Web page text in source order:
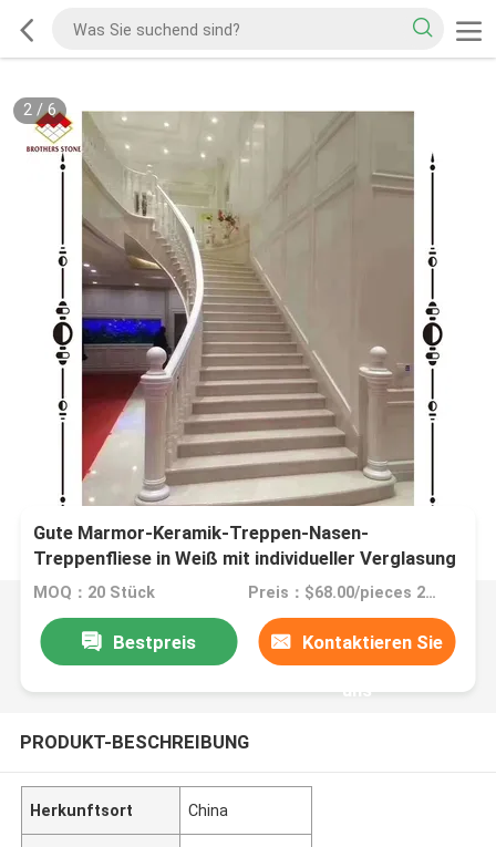
2/6
Gute Marmor-Keramik-Treppen-Nasen-
Treppenfliese in Weiß mit individueller Verglasung
MOQ：20 Stück Preis：$68.00/pieces 20-99 pieces
Bestpreis Kontaktieren Sie
uns
PRODUKT-BESCHREIBUNG
Herkunftsort China